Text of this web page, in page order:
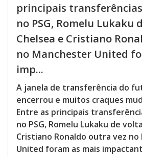
principais
no PSG, Romelu Lukaku
Chelsea e Cristiano
no Manchester United
imp...
A janela de transferência do
encerrou e muitos craques
Entre as principais
no PSG, Romelu Lukaku de
Cristiano Ronaldo outra vez
United foram as mais